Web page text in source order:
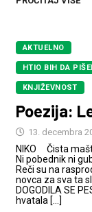
AKTUELNO
HTIO BIH DA
KNJIŽEVNOST
Poezija:
13. decembra
NIKO Čista
Ni pobednik ni
Reči su na
novca za sva ta
DOGODILA SE
hvatala […]